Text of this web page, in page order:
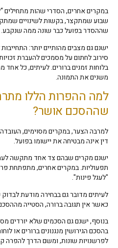
במקרים אחרים, הסדרי שהות מתחילים
שבוע שמתקצר, בקשות לשינויים
שההסדר בפועל כבר שונה ממה שנקבע.
ישנם גם מצבים מהותיים יותר:
סירוב לחתום על מסמכים להעברת
בלוחות זמנים ברורים. לעיתים, כל אחד
משנים את התמונה.
למה ההפרות הללו
שההסכם אושר?
למרבה הצער, במקרים מסוימים,
דין אינה מבטיחה את יישומו בפועל.
ישנם מקרים שבהם צד אחד מתקשה
תפעוליות. במקרים אחרים, מתפתחת
"לעגל פינות".
לעיתים מדובר גם בבחירה מודעת לבדוק
כאשר אין תגובה ברורה, הסטייה
בנוסף, ישנם גם הסכמים שלא יורדים
בהסכם הגירושין מנגנונים ברורים או
לפרשנויות שונות, ומשם הדרך להפרה